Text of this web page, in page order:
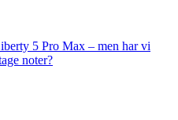
5 Pro Max – men har vi
noter?